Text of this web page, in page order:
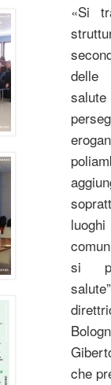
«Si
si
salute”
che